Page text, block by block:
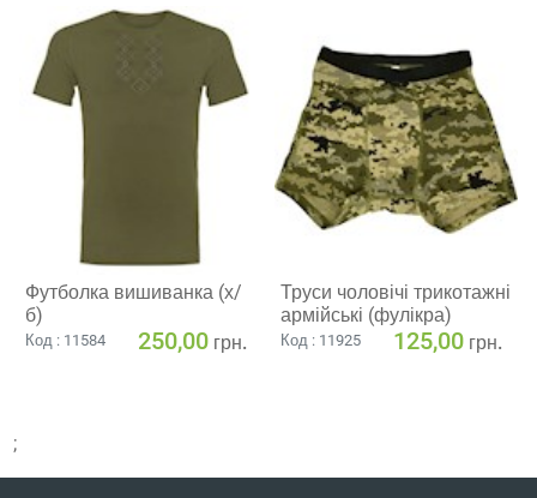
Футболка вишиванка (х/
б)
Код : 11584 250,00 грн.
Труси чоловічі трикотажні
армійські (фулікра)
Код : 11925 125,00 грн.
;